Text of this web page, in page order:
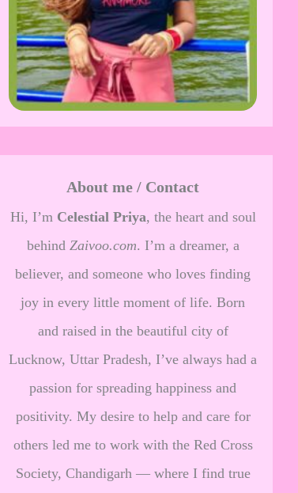
About me / Contact
Hi, I’m Celestial Priya, the heart and soul
behind Zaivoo.com. I’m a dreamer, a
believer, and someone who loves finding
joy in every little moment of life. Born
and raised in the beautiful city of
Lucknow, Uttar Pradesh, I’ve always had a
passion for spreading happiness and
positivity. My desire to help and care for
others led me to work with the Red Cross
Society, Chandigarh — where I find true